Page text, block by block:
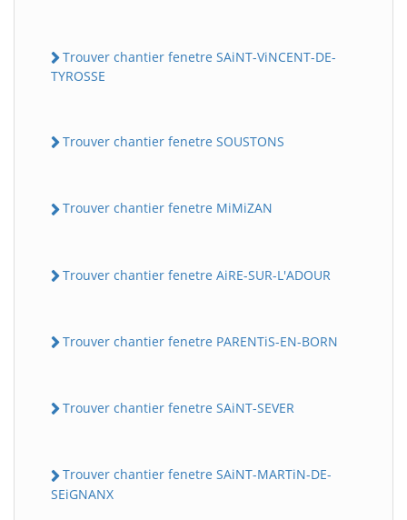
Trouver chantier fenetre SAiNT-ViNCENT-DE-
TYROSSE
Trouver chantier fenetre SOUSTONS
Trouver chantier fenetre MiMiZAN
Trouver chantier fenetre AiRE-SUR-L'ADOUR
Trouver chantier fenetre PARENTiS-EN-BORN
Trouver chantier fenetre SAiNT-SEVER
Trouver chantier fenetre SAiNT-MARTiN-DE-
SEiGNANX